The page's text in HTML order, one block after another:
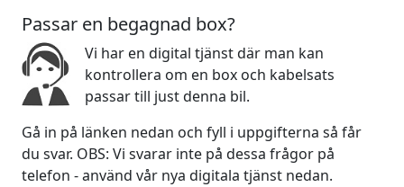
Passar en begagnad box?
Vi har en digital tjänst där man kan
kontrollera om en box och kabelsats
passar till just denna bil.
Gå in på länken nedan och fyll i uppgifterna så får
du svar. OBS: Vi svarar inte på dessa frågor på
telefon - använd vår nya digitala tjänst nedan.